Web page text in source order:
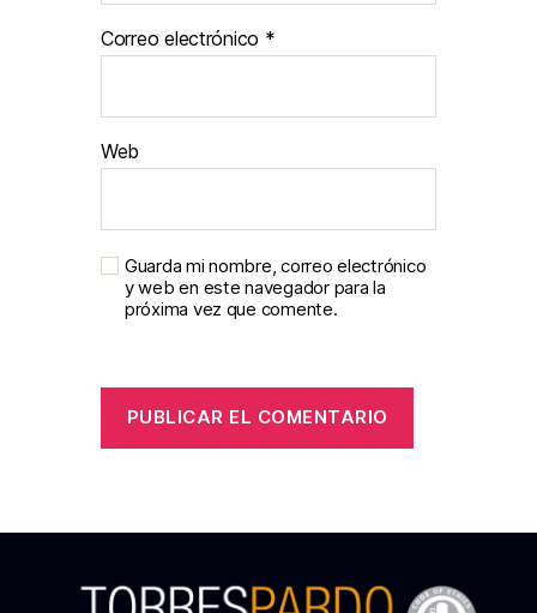
Correo electrónico *
Web
Guarda mi nombre, correo electrónico
y web en este navegador para la
próxima vez que comente.